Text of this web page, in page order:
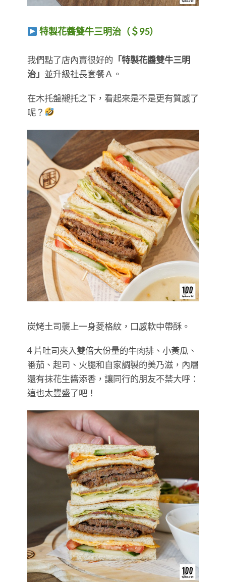
特製花醬雙牛三明治（＄95）
​​​​​​​我們點了店內賣很好的 「特製花醬雙牛三明
治」 並升級社長套餐Ａ。
在木托盤襯托之下，看起來是不是更有質感了
呢？
炭烤土司襲上一身菱格紋，口感軟中帶酥。
4 片吐司夾入雙倍大份量的牛肉排、小黃瓜、
番茄、起司、火腿和自家調製的美乃滋，內層
還有抹花生醬添香，讓同行的朋友不禁大呼：
這也太豐盛了吧！